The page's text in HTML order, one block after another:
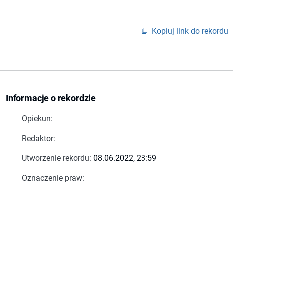
Kopiuj link do rekordu
Informacje o rekordzie
Opiekun:
Redaktor:
Utworzenie rekordu: 08.06.2022, 23:59
Oznaczenie praw: